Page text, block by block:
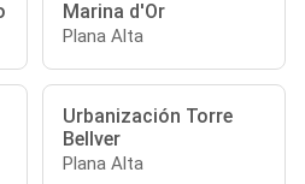
Marina d'Or
Plana Alta
Urbanización Torre
Bellver
Plana Alta